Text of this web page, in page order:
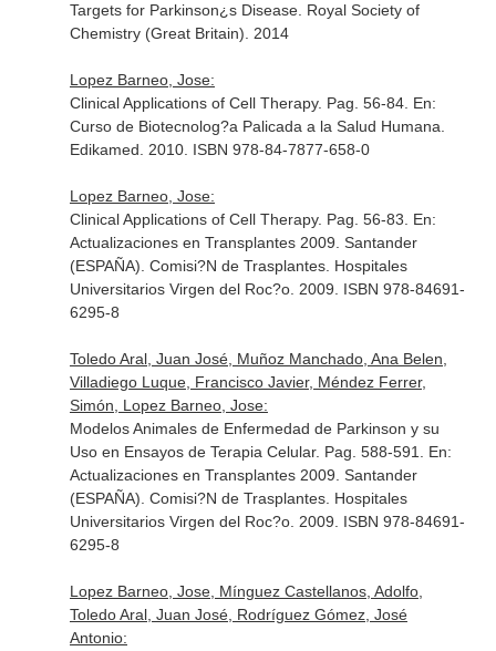
Targets for Parkinson¿s Disease. Royal Society of
Chemistry (Great Britain). 2014
Lopez Barneo, Jose:
Clinical Applications of Cell Therapy. Pag. 56-84. En:
Curso de Biotecnolog?a Palicada a la Salud Humana
Edikamed. 2010. ISBN 978-84-7877-658-0
Lopez Barneo, Jose:
Clinical Applications of Cell Therapy. Pag. 56-83. En:
Actualizaciones en Transplantes 2009 . Santander
(ESPAÑA). Comisi?N de Trasplantes. Hospitales
Universitarios Virgen del Roc?o. 2009. ISBN 978-84691-
6295-8
Toledo Aral, Juan José, Muñoz Manchado, Ana Belen,
Villadiego Luque, Francisco Javier, Méndez Ferrer,
Simón, Lopez Barneo, Jose:
Modelos Animales de Enfermedad de Parkinson y su
Uso en Ensayos de Terapia Celular. Pag. 588-591. En:
Actualizaciones en Transplantes 2009 . Santander
(ESPAÑA). Comisi?N de Trasplantes. Hospitales
Universitarios Virgen del Roc?o. 2009. ISBN 978-84691-
6295-8
Lopez Barneo, Jose, Mínguez Castellanos, Adolfo,
Toledo Aral, Juan José, Rodríguez Gómez, José
Antonio: